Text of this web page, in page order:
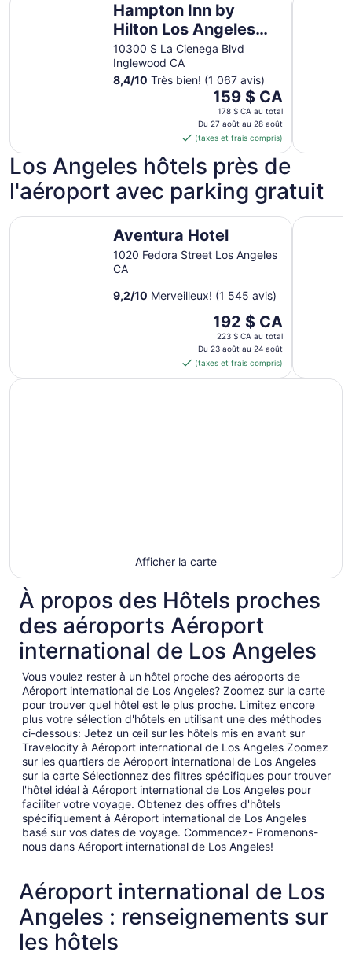
Hampton Inn by
Hilton Los Angeles
Airport LAX
10300 S La Cienega Blvd
Inglewood CA
8,4/10 Très bien! (1 067 avis)
Le
prix
est
de 159 $ CA
par
nuit
du 27
août
au 28
août
159 $ CA
178 $ CA au total
Du 27 août au 28 août
(taxes et frais compris)
Los Angeles hôtels près de
l'aéroport avec parking gratuit
Aventura Hotel
1020 Fedora Street Los Angeles
CA
9,2/10 Merveilleux! (1 545 avis)
Le
prix
est
de 192 $ CA
par
192 $ CA
223 $ CA au total
Du 23 août au 24 août
(taxes et frais compris)
Aventura Hotel Cambria
Afficher la carte
À propos des Hôtels proches
des aéroports Aéroport
international de Los Angeles
Vous voulez rester à un hôtel proche des aéroports de
Aéroport international de Los Angeles? Zoomez sur la carte
pour trouver quel hôtel est le plus proche. Limitez encore
plus votre sélection d'hôtels en utilisant une des méthodes
ci-dessous: Jetez un œil sur les hôtels mis en avant sur
Travelocity à Aéroport international de Los Angeles Zoomez
sur les quartiers de Aéroport international de Los Angeles
sur la carte Sélectionnez des filtres spécifiques pour trouver
l'hôtel idéal à Aéroport international de Los Angeles pour
faciliter votre voyage. Obtenez des offres d'hôtels
spécifiquement à Aéroport international de Los Angeles
basé sur vos dates de voyage. Commencez- Promenons-
nous dans Aéroport international de Los Angeles!
Aéroport international de Los
Angeles : renseignements sur
les hôtels